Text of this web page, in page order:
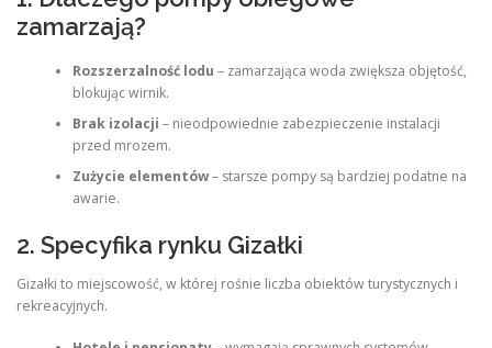
zamarzają?
Rozszerzalność lodu – zamarzająca woda zwiększa objętość,
blokując wirnik.
Brak izolacji – nieodpowiednie zabezpieczenie instalacji
przed mrozem.
Zużycie elementów– starsze pompy są bardziej podatne na
awarie.
2. Specyfika rynku Gizałki
Gizałki to miejscowość, w której rośnie liczba obiektów turystycznych i
rekreacyjnych.